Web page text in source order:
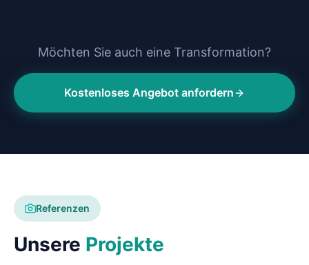
Möchten Sie auch eine Transformation?
Kostenloses Angebot anfordern
Referenzen
Unsere Projekte